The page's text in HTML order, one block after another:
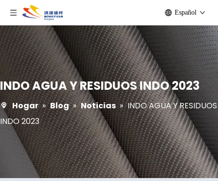
Español
INDO AGUA Y RESIDUOS INDO 2023
Hogar » Blog » Noticias » INDO AGUA Y RESIDUOS
INDO 2023